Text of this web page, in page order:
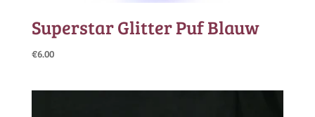
Superstar Glitter Puf Blauw
€6.00